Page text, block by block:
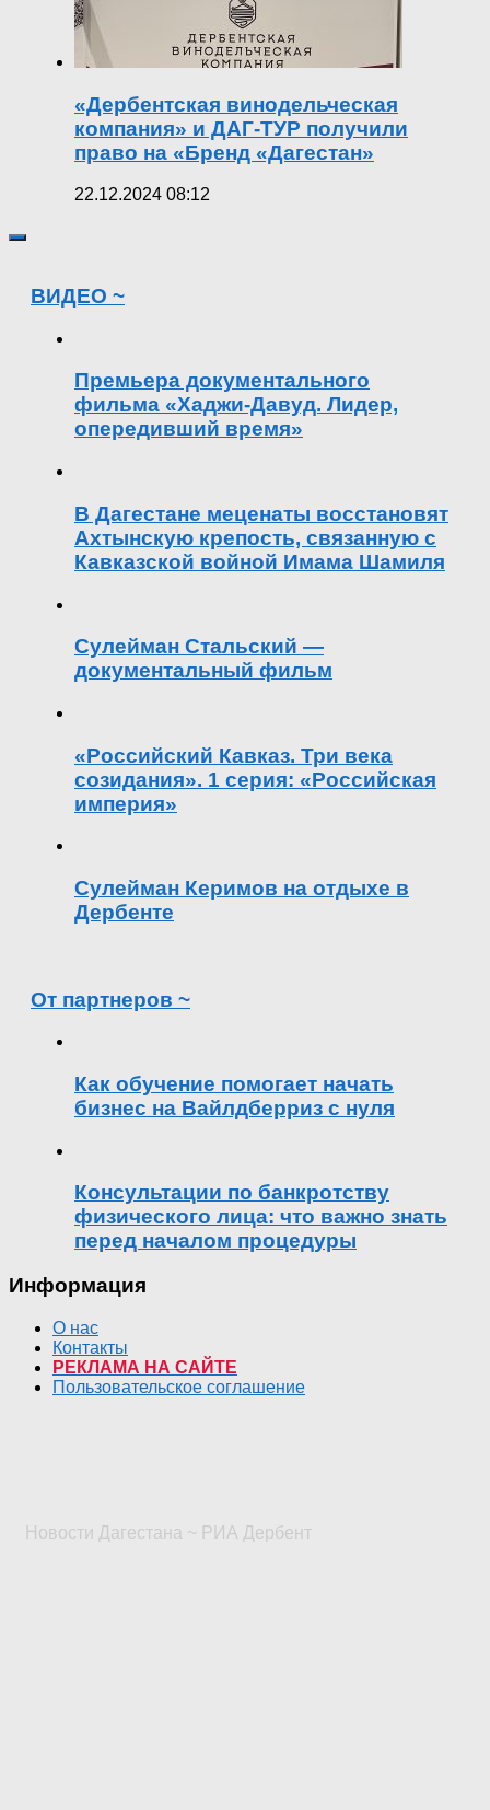
«Дербентская винодельческая
компания» и ДАГ-ТУР получили
право на «Бренд «Дагестан»
22.12.2024 08:12
ВИДЕО ~
Премьера документального
фильма «Хаджи-Давуд. Лидер,
опередивший время»
В Дагестане меценаты восстановят
Ахтынскую крепость, связанную с
Кавказской войной Имама Шамиля
Сулейман Стальский —
документальный фильм
«Российский Кавказ. Три века
созидания». 1 серия: «Российская
империя»
Сулейман Керимов на отдыхе в
Дербенте
От партнеров ~
Как обучение помогает начать
бизнес на Вайлдберриз с нуля
Консультации по банкротству
физического лица: что важно знать
перед началом процедуры
Информация
О нас
Контакты
РЕКЛАМА НА САЙТЕ
Пользовательское соглашение
Новости Дагестана ~ РИА Дербент